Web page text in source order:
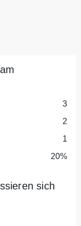
3
2
1
20%
sich